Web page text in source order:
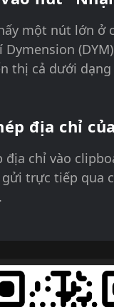
một nút lớn ở
thị cả dưới dạng
địa chỉ
địa chỉ vào
gửi trực tiếp qua